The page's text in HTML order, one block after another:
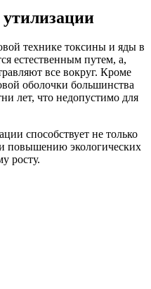
технике токсины и яды в
естественным путем, а,
все вокруг. Кроме
оболочки большинства
лет, что недопустимо для
способствует не только
повышению экологических
росту.